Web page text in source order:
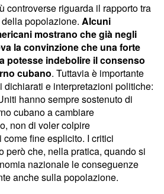
controverse riguarda il rapporto tra
popolazione. Alcuni
mostrano che già negli
la convinzione che una forte
potesse indebolire il consenso
cubano. Tuttavia è importante
dichiarati e interpretazioni politiche:
hanno sempre sostenuto di
cubano a cambiare
non di voler colpire
fine esplicito. I critici
però che, nella pratica, quando si
nazionale le conseguenze
anche sulla popolazione.